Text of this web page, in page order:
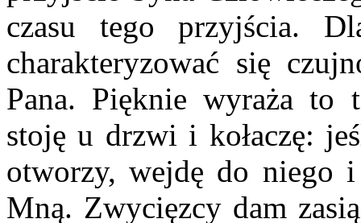
czasu tego przyjścia.
charakteryzować się
Pana. Pięknie wyraża to
stoję u drzwi i kołaczę:
otworzy, wejdę do niego
Mną. Zwycięzcy dam